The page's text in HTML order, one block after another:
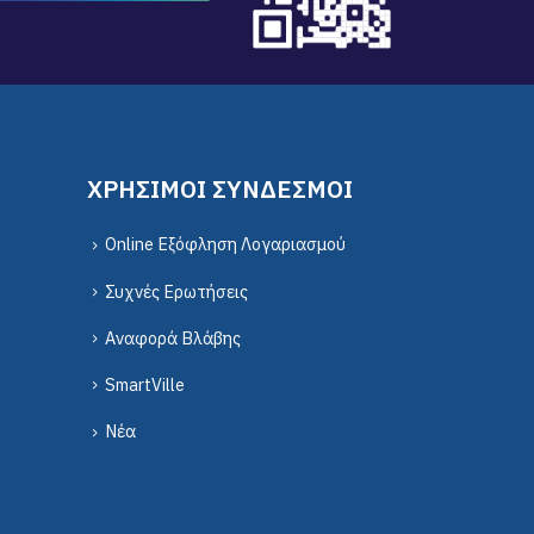
ΧΡΗΣΙΜΟΙ ΣΥΝΔΕΣΜΟΙ
Online Εξόφληση Λογαριασμού
Συχνές Ερωτήσεις
Αναφορά Βλάβης
SmartVille
Νέα